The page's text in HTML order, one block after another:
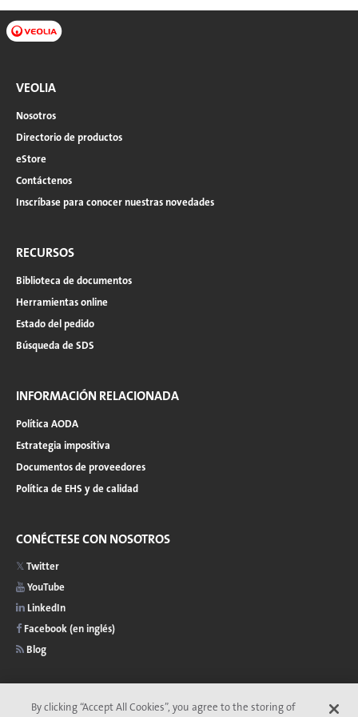
VEOLIA
Nosotros
Directorio de productos
eStore
Contáctenos
Inscríbase para conocer nuestras novedades
RECURSOS
Biblioteca de documentos
Herramientas online
Estado del pedido
Búsqueda de SDS
INFORMACIÓN RELACIONADA
Política AODA
Estrategia impositiva
Documentos de proveedores
Política de EHS y de calidad
CONÉCTESE CON NOSOTROS
Twitter
YouTube
LinkedIn
Facebook (en inglés)
Blog
By clicking “Accept All Cookies”, you agree to the storing of